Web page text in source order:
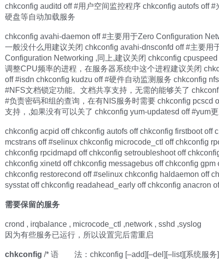
chkconfig auditd off #用户空间监控程序 chkconfig autofs off #
硬盘等自动加载服务
chkconfig avahi-daemon off #主要用于Zero Configuration
一般没什么用建议关闭 chkconfig avahi-dnsconfd off #主要用
Configuration Networking ,同上,建议关闭 chkconfig cpuspeed
调整CPU频率的进程，在服务器系统中这个进程建议关闭
off #isdn chkconfig kudzu off #硬件自动监测服务 chkconfig
#NFS文档锁定功能。文档共享支持，无需的能够关了
#负责密码和组的查询，在有NIS服务时需要 chkconfig pcscd
支持，,如果没有可以关了 chkconfig yum-updatesd off #yum
chkconfig acpid off chkconfig autofs off chkconfig firstboot off
mcstrans off #selinux chkconfig microcode_ctl off chkconfig
chkconfig rpcidmapd off chkconfig setroubleshoot off
chkconfig xinetd off chkconfig messagebus off chkconfig gpm
chkconfig restorecond off #selinux chkconfig haldaemon off
sysstat off chkconfig readahead_early off chkconfig anacron
需要保留的服务
crond , irqbalance , microcode_ctl ,network , sshd ,syslog
因为有些服务已运行，所以设置完后需重启
chkconfig /* 语 法：chkconfig [–add][–del][–list][系统服务